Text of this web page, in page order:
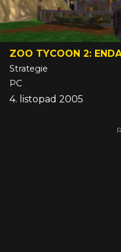
ZOO TYCOON 2:
Strategie
PC
4. listopad 2005